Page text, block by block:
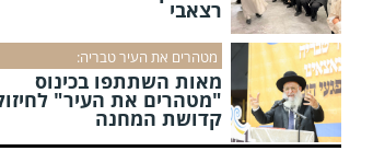
רצאבי
מטהרים את העיר טבריה:
מאות השתתפו בכינוס
"מטהרים את העיר"
קדושת המחנה